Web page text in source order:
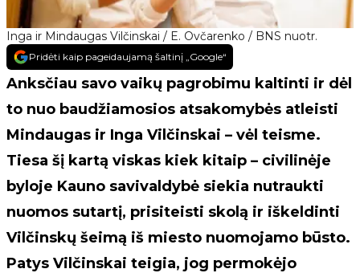
Inga ir Mindaugas Vilčinskai / E. Ovčarenko / BNS nuotr.
Pridėti kaip pageidaujamą šaltinį „Google“
Anksčiau savo vaikų pagrobimu kaltinti ir dėl
to nuo baudžiamosios atsakomybės atleisti
Mindaugas ir Inga Vilčinskai – vėl teisme.
Tiesa šį kartą viskas kiek kitaip – civilinėje
byloje Kauno savivaldybė siekia nutraukti
nuomos sutartį, prisiteisti skolą ir iškeldinti
Vilčinskų šeimą iš miesto nuomojamo būsto.
Patys Vilčinskai teigia, jog permokėjo